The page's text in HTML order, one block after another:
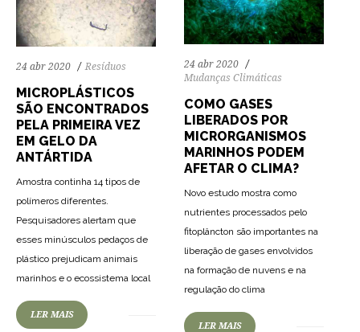
24 abr 2020 Resíduos
MICROPLÁSTICOS
SÃO ENCONTRADOS
PELA PRIMEIRA VEZ
EM GELO DA
ANTÁRTIDA
Amostra continha 14 tipos de
polímeros diferentes.
Pesquisadores alertam que
esses minúsculos pedaços de
plástico prejudicam animais
marinhos e o ecossistema local
LER MAIS
24 abr 2020
Mudanças Climáticas
COMO GASES
LIBERADOS POR
MICRORGANISMOS
MARINHOS PODEM
AFETAR O CLIMA?
Novo estudo mostra como
nutrientes processados pelo
fitoplâncton são importantes na
liberação de gases envolvidos
na formação de nuvens e na
regulação do clima
LER MAIS